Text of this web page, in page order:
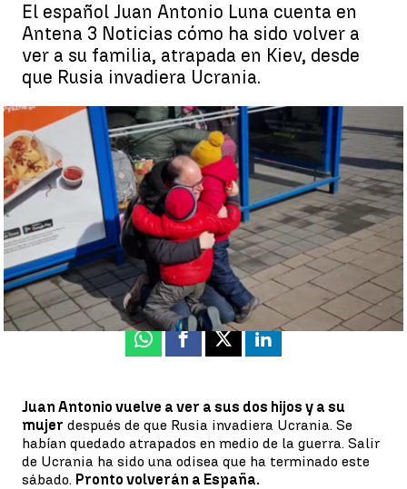
El español Juan Antonio Luna cuenta en
Antena 3 Noticias cómo ha sido volver a
ver a su familia, atrapada en Kiev, desde
que Rusia invadiera Ucrania.
Juan Antonio abraza a su familia tras quedar atrapados en Kiev:
"No hay posibilidad de explicar esta felicidad" |Antena 3 Noticias
Neila Gallego
Publicado:05 de marzo de 2022, 22:01
Whatsapp
Facebook
X Linkedin
Juan Antonio vuelve a ver a sus dos hijos y a su
mujer después de que Rusia invadiera Ucrania. Se
habían quedado atrapados en medio de la guerra. Salir
de Ucrania ha sido una odisea que ha terminado este
sábado. Pronto volverán a España.